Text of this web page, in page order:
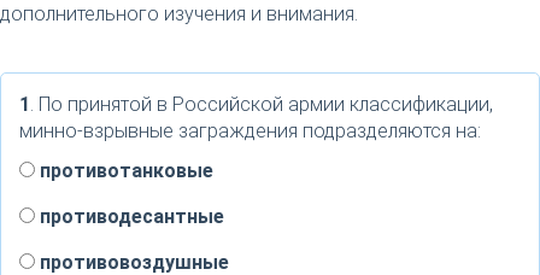
дополнительного изучения и внимания.
1. По принятой в Российской армии классификации,
минно-взрывные заграждения подразделяются на:
противотанковые
противодесантные
противовоздушные